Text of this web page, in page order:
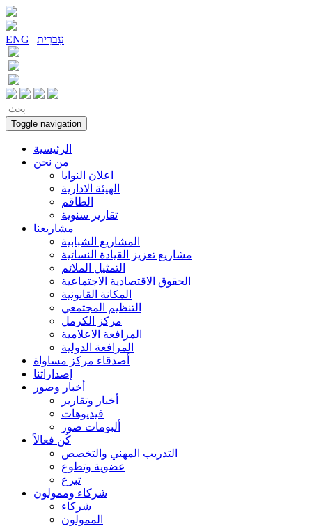
ENG | עִברִית
Toggle navigation
الرئيسية
من نحن
اعلان النوايا
الهيئة الادارية
الطاقم
تقارير سنوية
مشاريعنا
المشاريع الشبابية
مشاريع تعزيز القيادة النسائية
التمثيل الملائم
الحقوق الاقتصادية الاجتماعية
المكانة القانونية
التنظيم المجتمعي
مركز الكرمل
المرافعة الاعلامية
المرافعة الدولية
أصدقاء مركز مساواة
إصداراتنا
أخبار وصور
أخبار وتقارير
فيديوهات
ألبومات صور
كُن فعالاً
التدريب المهني والتخصص
عضوية وتطوع
تبرع
شركاء وممولون
شركاء
الممولون